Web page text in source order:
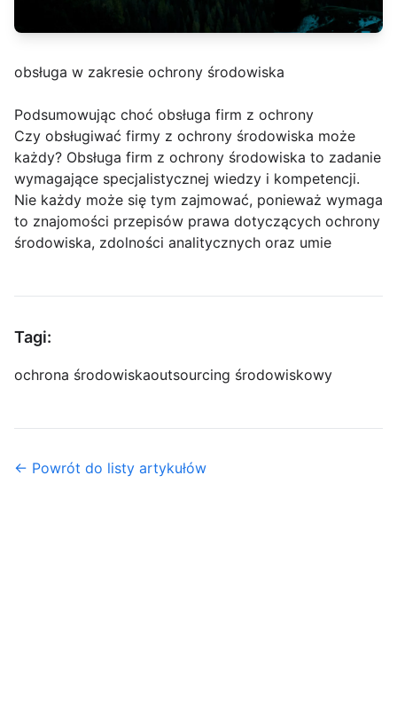
obsługa w zakresie ochrony środowiska
Podsumowując choć obsługa firm z ochrony
Czy obsługiwać firmy z ochrony środowiska może
każdy? Obsługa firm z ochrony środowiska to zadanie
wymagające specjalistycznej wiedzy i kompetencji.
Nie każdy może się tym zajmować, ponieważ wymaga
to znajomości przepisów prawa dotyczących ochrony
środowiska, zdolności analitycznych oraz umie
Tagi:
ochrona środowiskaoutsourcing środowiskowy
← Powrót do listy artykułów